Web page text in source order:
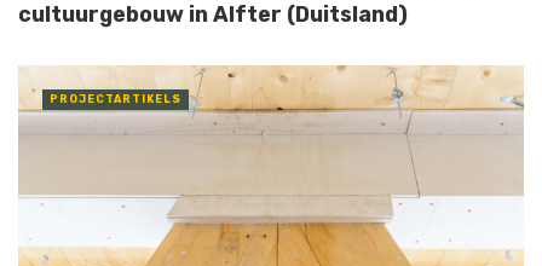
cultuurgebouw in Alfter (Duitsland)
PROJECTARTIKELS